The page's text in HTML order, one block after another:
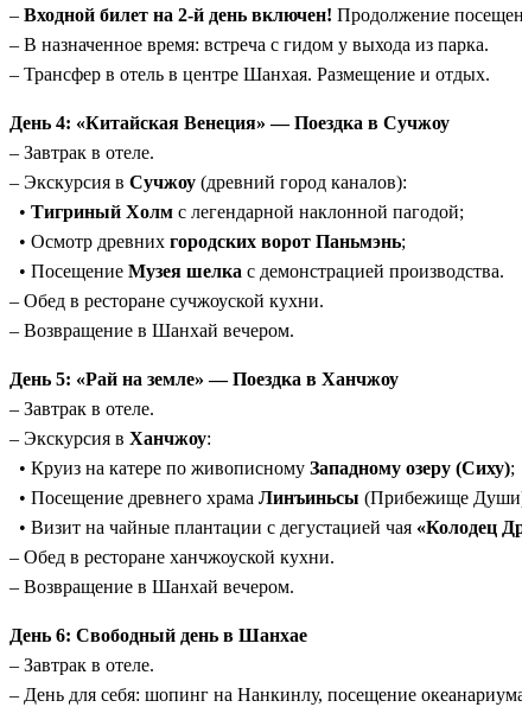
– Входной билет на 2-й день включен! Продолжение
– В назначенное время: встреча с гидом у выхода из парка.
– Трансфер в отель в центре Шанхая. Размещение и отдых.
День 4: «Китайская Венеция» — Поездка в Сучжоу
– Завтрак в отеле.
– Экскурсия в Сучжоу (древний город каналов):
• Тигриный Холм с легендарной наклонной пагодой;
• Осмотр древних городских ворот Паньмэнь;
• Посещение Музея шелка с демонстрацией производства.
– Обед в ресторане сучжоуской кухни.
– Возвращение в Шанхай вечером.
День 5: «Рай на земле» — Поездка в Ханчжоу
– Завтрак в отеле.
– Экскурсия в Ханчжоу:
• Круиз на катере по живописному Западному озеру (Сиху);
• Посещение древнего храма Линъиньсы (Прибежище
• Визит на чайные плантации с дегустацией чая «Колодец
– Обед в ресторане ханчжоуской кухни.
– Возвращение в Шанхай вечером.
День 6: Свободный день в Шанхае
– Завтрак в отеле.
– День для себя: шопинг на Нанкинлу, посещение